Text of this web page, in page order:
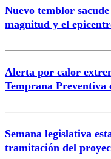
Nuevo temblor
magnitud y el
Alerta por calor
Temprana Preventiva
Semana legislativa
tramitación del